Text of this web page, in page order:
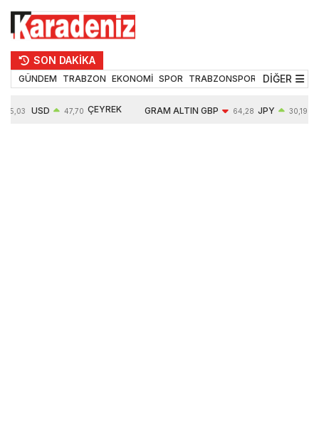
SON DAKİKA
GÜNDEM TRABZON EKONOMİ SPOR TRABZONSPOR TEKNOLOJİ
DİĞER
55,03 USD 47,70 ÇEYREK GRAM ALTIN GBP 64,28 JPY 30,19